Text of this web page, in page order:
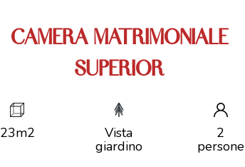
CAMERA MATRIMONIALE
SUPERIOR
23m2 Vista
giardino
2
persone